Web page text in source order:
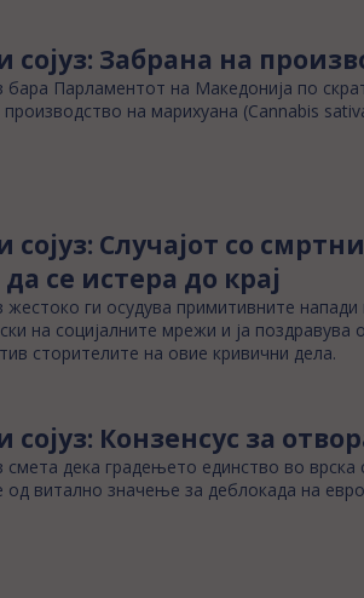
сојуз: Забрана на
бара Парламентот на Македонија по
на марихуана (Cannabis
сојуз: Случајот со
се истера до крај
жестоко ги осудува примитивните
на социјалните мрежи и ја поздравува
сторителите на овие кривични дела.
сојуз: Конзенсус за
смета дека градењето единство во
од витално значење за деблокада на